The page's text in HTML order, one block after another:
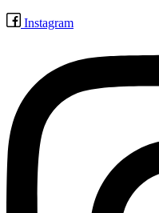
Instagram